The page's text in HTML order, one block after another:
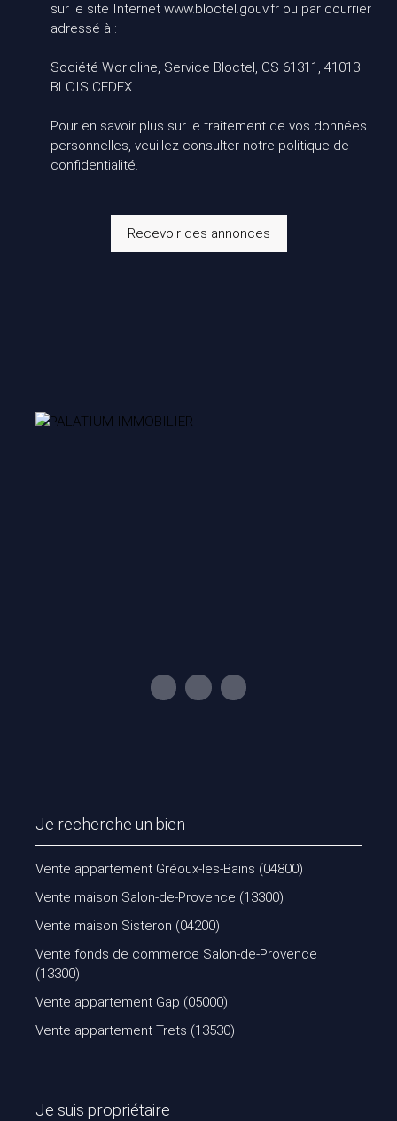
sur le site Internet www.bloctel.gouv.fr ou par courrier
adressé à :
Société Worldline, Service Bloctel, CS 61311, 41013
BLOIS CEDEX.
Pour en savoir plus sur le traitement de vos données
personnelles, veuillez consulter notre politique de
confidentialité.
Recevoir des annonces
Je recherche un bien
Vente appartement Gréoux-les-Bains (04800)
Vente maison Salon-de-Provence (13300)
Vente maison Sisteron (04200)
Vente fonds de commerce Salon-de-Provence
(13300)
Vente appartement Gap (05000)
Vente appartement Trets (13530)
Je suis propriétaire